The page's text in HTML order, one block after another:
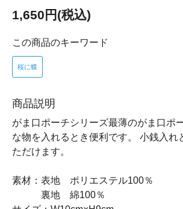
1,650円(税込)
この商品のキーワード
桜に蝶
商品説明
がま口ポーチシリーズ最薄のがま口ポ
な物を入れるとき便利です。 小銭入れ
ただけます。
素材：表地 ポリエステル100％
裏地 綿100％